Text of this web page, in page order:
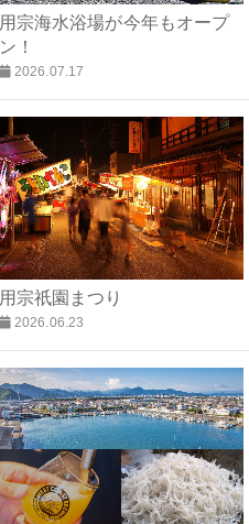
用宗海水浴場が今年もオープ
ン！
2026.07.17
用宗祇園まつり
2026.06.23